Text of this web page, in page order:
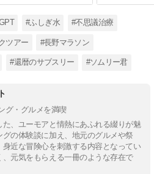
#ふしぎ水 #不思議治療
ツアー #長野マラソン
#還暦のサブスリー #ソムリー君
グ・グルメを満喫
、ユーモアと情熱にあふれる綴りが魅
の体験談に加え、地元のグルメや祭
近な冒険心を刺激する内容となってい
元気をもらえる一冊のような存在で